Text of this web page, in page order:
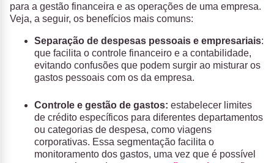
para a gestão financeira e as operações de uma empresa.
Veja, a seguir, os benefícios mais comuns:
Separação de despesas pessoais e empresariais:
que facilita o controle financeiro e a contabilidade,
evitando confusões que podem surgir ao misturar os
gastos pessoais com os da empresa.
Controle e gestão de gastos: estabelecer limites
de crédito específicos para diferentes departamentos
ou categorias de despesa, como viagens
corporativas. Essa segmentação facilita o
monitoramento dos gastos, uma vez que é possível